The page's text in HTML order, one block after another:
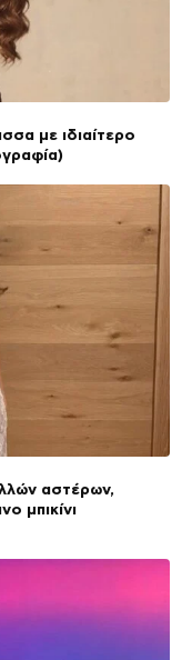
με ιδιαίτερο
αστέρων,
μπικίνι